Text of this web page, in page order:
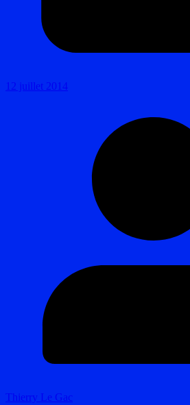
12 juillet 2014
Thierry Le Gac